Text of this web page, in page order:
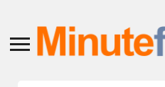
Toggle